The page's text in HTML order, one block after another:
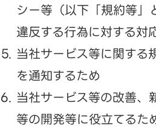
シー等（以下「規約等」
違反する行為に対する対
当社サービス等に関する
を通知するため
当社サービス等の改善、
等の開発等に役立てるた